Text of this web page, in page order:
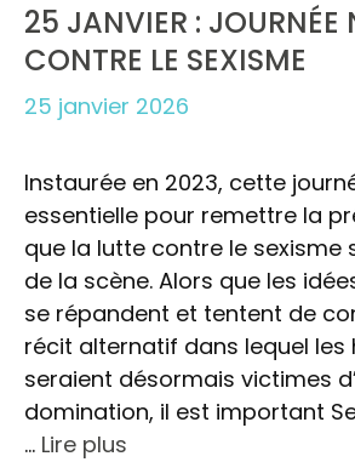
25 JANVIER : JOURNÉE
CONTRE LE SEXISME
25 janvier 2026
Instaurée en 2023, cette
essentielle pour remettre la
que la lutte contre le sexisme
de la scène. Alors que les
se répandent et tentent de
récit alternatif dans lequel les
seraient désormais victimes
domination, il est important
… Lire plus